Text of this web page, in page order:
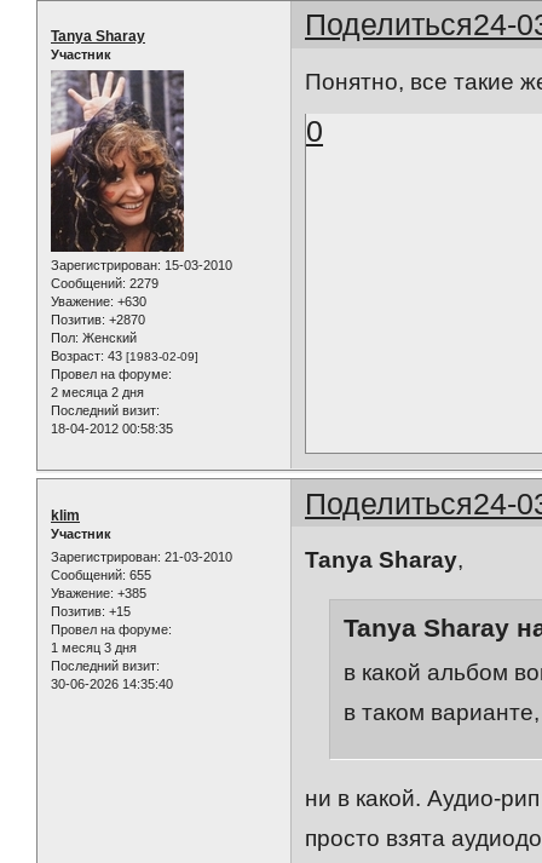
Поделиться24-
Tanya Sharay
Участник
Зарегистрирован: 15-03-2010
Сообщений: 2279
Уважение: +630
Позитив: +2870
Пол: Женский
Возраст: 43 [1983-02-09]
Провел на форуме:
2 месяца 2 дня
Последний визит:
18-04-2012 00:58:35
Понятно, все такие
0
Поделиться24-
klim
Участник
Зарегистрирован: 21-03-2010
Сообщений: 655
Уважение: +385
Позитив: +15
Провел на форуме:
1 месяц 3 дня
Последний визит:
30-06-2026 14:35:40
Tanya Sharay,
Tanya Sharay
в какой альбом
в таком
ни в какой. Аудио-
просто взята